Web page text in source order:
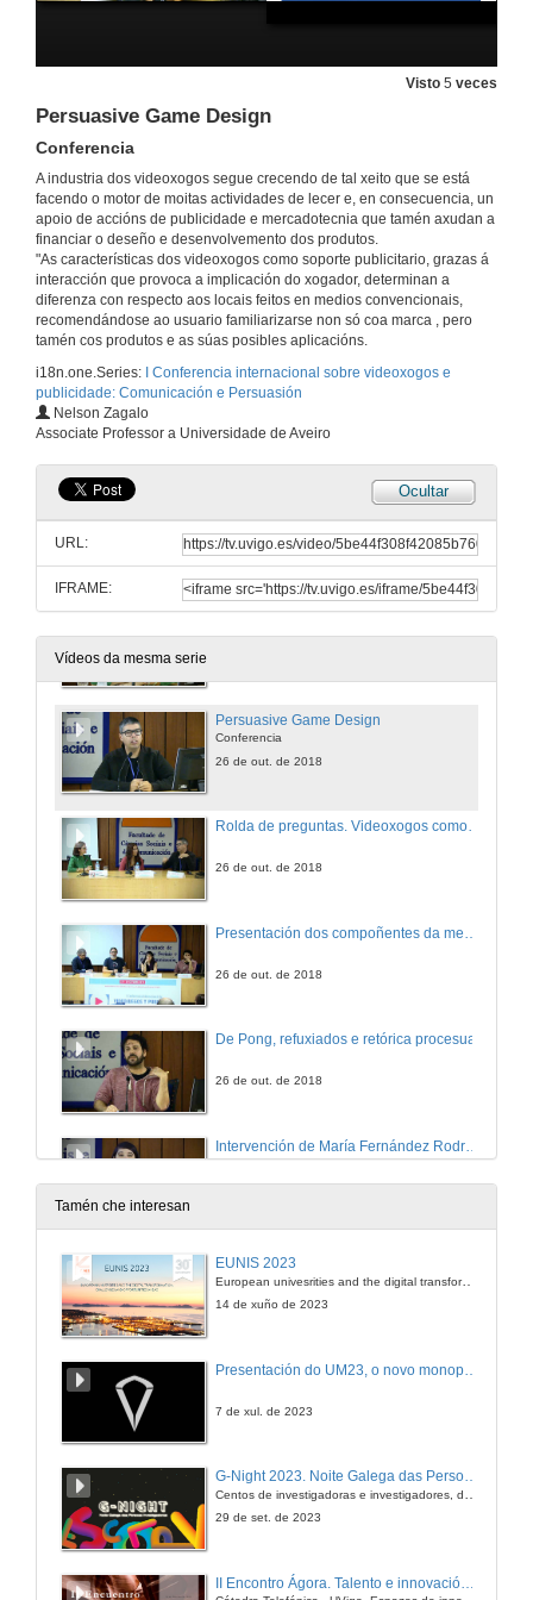
Visto 5 veces
Persuasive Game Design
Conferencia
A industria dos videoxogos segue crecendo de tal xeito que se está
facendo o motor de moitas actividades de lecer e, en consecuencia, un
apoio de accións de publicidade e mercadotecnia que tamén axudan a
financiar o deseño e desenvolvemento dos produtos.
"As características dos videoxogos como soporte publicitario, grazas á
interacción que provoca a implicación do xogador, determinan a
diferenza con respecto aos locais feitos en medios convencionais,
recomendándose ao usuario familiarizarse non só coa marca , pero
tamén cos produtos e as súas posibles aplicacións.
i18n.one.Series:
I Conferencia internacional sobre videoxogos e
publicidade: Comunicación e Persuasión
Nelson Zagalo
Associate Professor a Universidade de Aveiro
Ocultar
URL:
IFRAME:
Vídeos da mesma serie
Videoxogo = Producto cultural e Industrial
25 de out. de 2018
O videoxogo como ferramienta de comunicación
25 de out. de 2018
25 de out. de 2018
25 de out. de 2018
Educação Políticae persuasão: videojogos como contextos e experiências políticas
26 de out. de 2018
Ata que os ollos son pulverizados
Persuasive Game Design
Conferencia
26 de out. de 2018
Rolda de preguntas. Videoxogos como ferramienta de persuasión e comunicación
26 de out. de 2018
26 de out. de 2018
De Pong, refuxiados e retórica procesual
26 de out. de 2018
26 de out. de 2018
Tamén che interesan
EUNIS 2023
European univesrities and the digital transformation: challenges and opportunities ahead
14 de xuño de 2023
7 de xul. de 2023
G-Night 2023. Noite Galega das Persoas Investigadoras. Conciencias creativas
29 de set. de 2023